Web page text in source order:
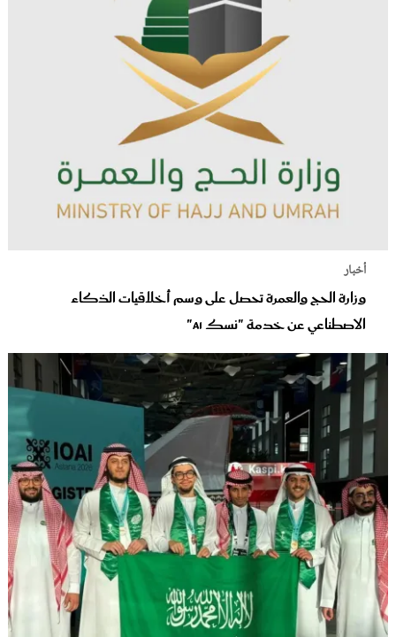
أخبار
وزارة الحج والعمرة تحصل على وسم أخلاقيات الذكاء
الاصطناعي عن خدمة "نسك AI"